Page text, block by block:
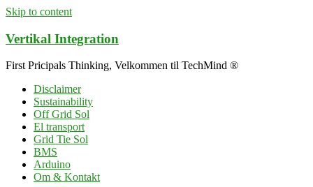
Skip to content
Vertikal Integration
First Pricipals Thinking, Velkommen til TechMind ®
Disclaimer
Sustainability
Off Grid Sol
El transport
Grid Tie Sol
BMS
Arduino
Om & Kontakt